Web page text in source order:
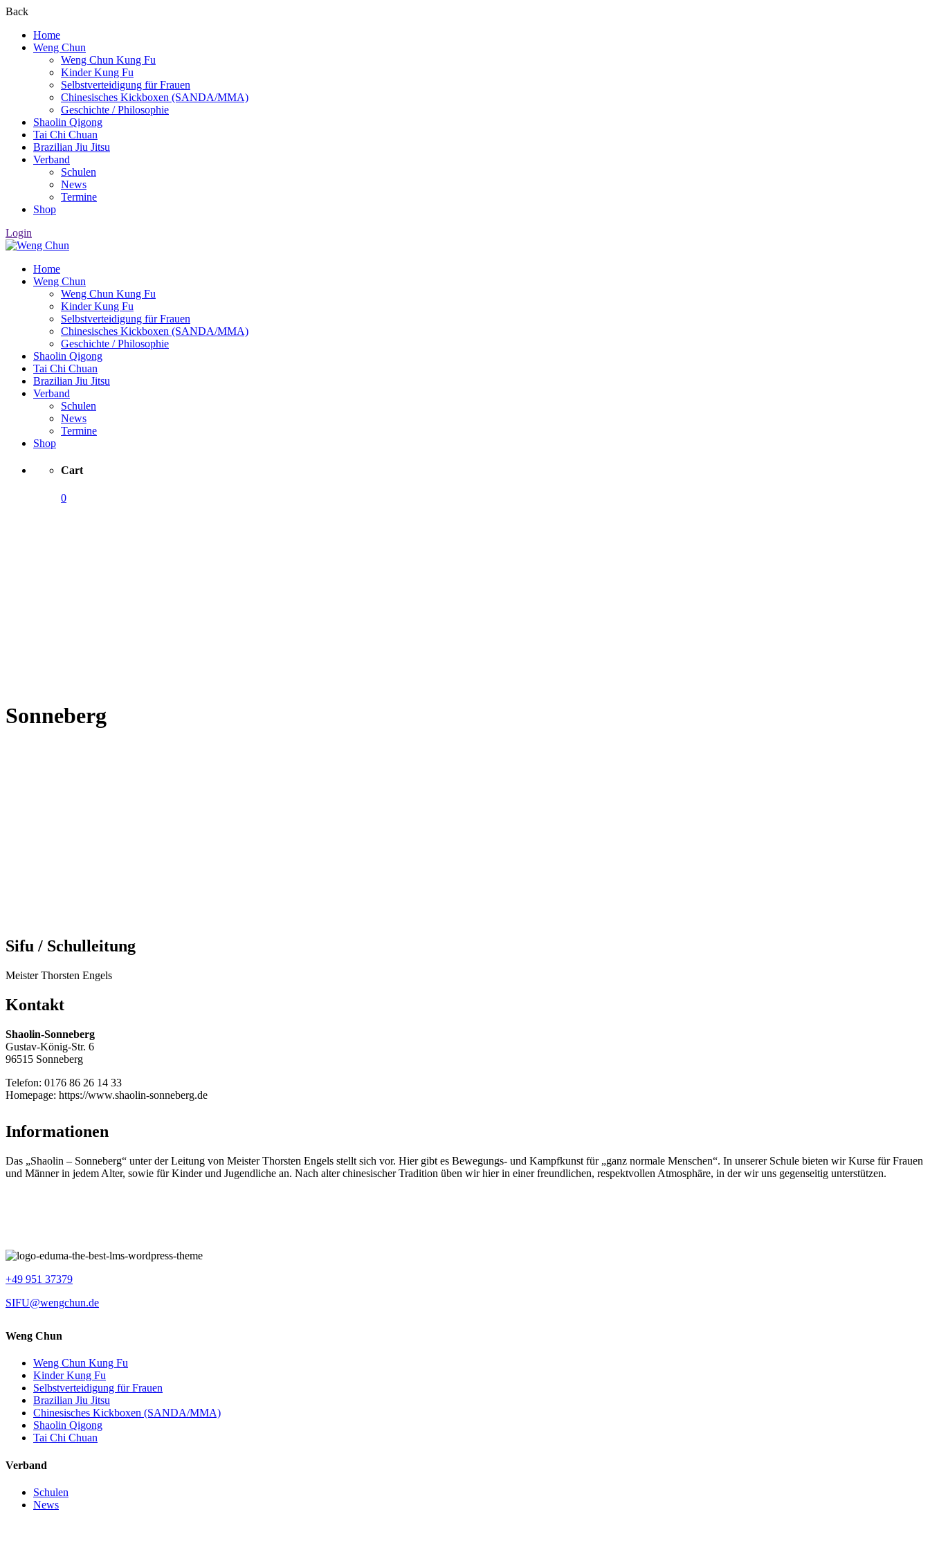
Back
Home
Weng Chun
Weng Chun Kung Fu
Kinder Kung Fu
Selbstverteidigung für Frauen
Chinesisches Kickboxen (SANDA/MMA)
Geschichte / Philosophie
Shaolin Qigong
Tai Chi Chuan
Brazilian Jiu Jitsu
Verband
Schulen
News
Termine
Shop
Login
Home
Weng Chun
Weng Chun Kung Fu
Kinder Kung Fu
Selbstverteidigung für Frauen
Chinesisches Kickboxen (SANDA/MMA)
Geschichte / Philosophie
Shaolin Qigong
Tai Chi Chuan
Brazilian Jiu Jitsu
Verband
Schulen
News
Termine
Shop
Cart
0
Sonneberg
Sifu / Schulleitung
Meister Thorsten Engels
Kontakt
Shaolin-Sonneberg
Gustav-König-Str. 6
96515 Sonneberg
Telefon: 0176 86 26 14 33
Homepage: https://www.shaolin-sonneberg.de
Informationen
Das „Shaolin – Sonneberg“ unter der Leitung von Meister Thorsten Engels stellt sich vor. Hier gibt es Bewegungs- und Kampfkunst für „ganz normale Menschen“. In unserer Schule bieten wir Kurse für Frauen
und Männer in jedem Alter, sowie für Kinder und Jugendliche an. Nach alter chinesischer Tradition üben wir hier in einer freundlichen, respektvollen Atmosphäre, in der wir uns gegenseitig unterstützen.
+49 951 37379
SIFU@wengchun.de
Weng Chun
Weng Chun Kung Fu
Kinder Kung Fu
Selbstverteidigung für Frauen
Brazilian Jiu Jitsu
Chinesisches Kickboxen (SANDA/MMA)
Shaolin Qigong
Tai Chi Chuan
Verband
Schulen
News